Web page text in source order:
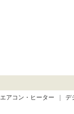
エアコン・ヒーター デ